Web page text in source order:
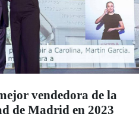
vendedora de la
de Madrid en 2023